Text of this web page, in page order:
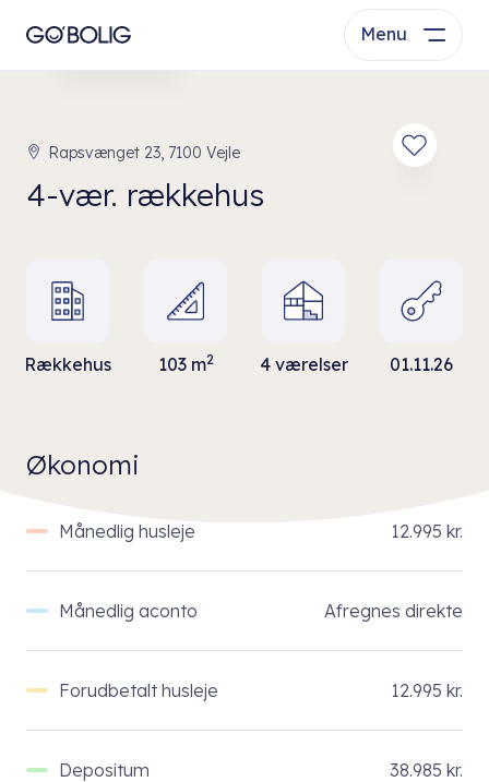
Menu
Se bolig
Rapsvænget 23, 7100 Vejle
4-vær. rækkehus
Rækkehus 103 m2 4 værelser 01.11.26
Økonomi
Månedlig husleje 12.995 kr.
Månedlig aconto Afregnes direkte
Forudbetalt husleje 12.995 kr.
Depositum 38.985 kr.